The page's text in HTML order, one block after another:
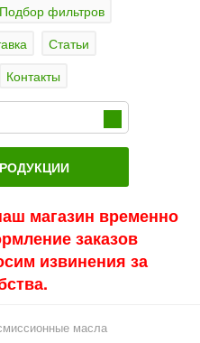
Подбор фильтров
Статьи
Контакты
магазин временно
заказов
извинения за
масла